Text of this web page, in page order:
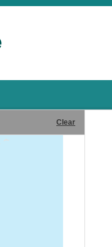
Clear